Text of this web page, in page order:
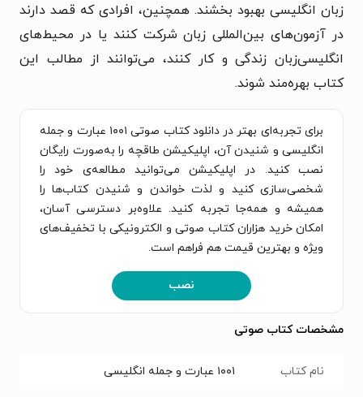
زبان انگلیسی بهبود بخشند. همچنین، افرادی که قصد دارند
در آزمون‌های بین‌المللی زبان شرکت کنند یا در محیط‌های
انگلیسی‌زبان زندگی و کار کنند، می‌توانند از مطالب این
کتاب بهره‌مند شوند.
برای تجربه‌ای بهتر در دانلود کتاب صوتی ۱۰۰۱ عبارت و جمله
انگلیسی و شنیدن آن، اپلیکیشن طاقچه را به‌صورت رایگان
نصب کنید. در اپلیکیشن می‌توانید مطالعه‌ی خود را
شخصی‌سازی کنید و لذت خواندن و شنیدن کتاب‌ها را
همیشه و همه‌جا تجربه کنید. علاوه‌بر دسترسی آسان،
امکان خرید هزاران کتاب صوتی و الکترونیکی با تخفیف‌های
ویژه و بهترین قیمت هم فراهم است.
نصب
مشخصات کتاب صوتی
نام کتاب ۱۰۰۱ عبارت و جمله انگلیسی